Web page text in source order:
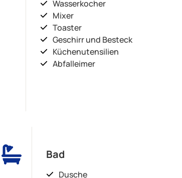
Wasserkocher
Mixer
Toaster
Geschirr und Besteck
Küchenutensilien
Abfalleimer
Bad
Dusche